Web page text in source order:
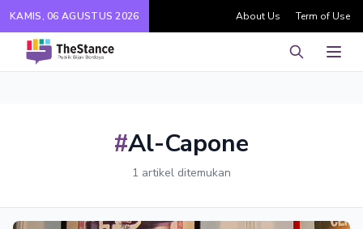
KAMIS, 06 AGUSTUS 2026 About Us Term of Use
Pencarian
#Al-Capone
1 artikel ditemukan